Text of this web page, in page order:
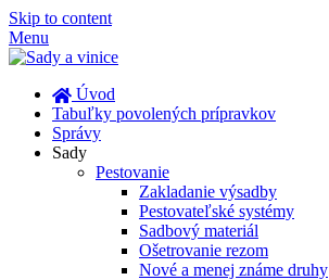
Skip to content
Menu
Úvod
Tabuľky povolených prípravkov
Správy
Sady
Pestovanie
Zakladanie výsadby
Pestovateľské systémy
Sadbový materiál
Ošetrovanie rezom
Nové a menej známe druhy